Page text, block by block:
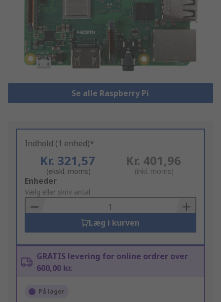
Se alle Raspberry Pi
Indhold (1 enhed)*
Kr. 321,57
(ekskl. moms)
Kr. 401,96
(inkl. moms)
Add
to
Basket
Enheder
Vælg eller skriv antal
Læg i kurven
GRATIS levering for online ordrer over
600,00 kr.
På lager